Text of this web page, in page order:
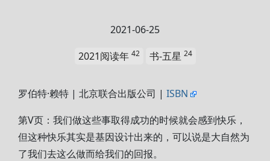
2021-06-25
2021阅读年 42 书-五星 24
罗伯特·赖特 | 北京联合出版公司 | ISBN
第V页：我们做这些事取得成功的时候就会感到快乐，
但这种快乐其实是基因设计出来的，可以说是大自然为
了我们去这么做而给我们的回报。